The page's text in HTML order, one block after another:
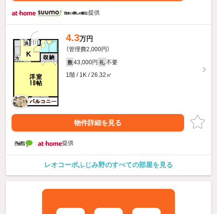
提供
4.3万円
（管理費2,000円）
敷 43,000円 礼 不要
1階 / 1K / 26.32㎡
物件詳細を見る
提供
レオコーポふじみ野のすべての部屋を見る